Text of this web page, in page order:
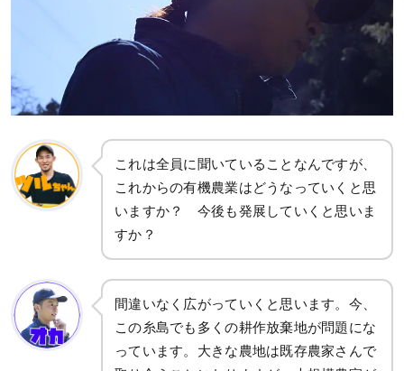
これは全員に聞いていることなんですが、
これからの有機農業はどうなっていくと思
いますか？ 今後も発展していくと思いま
すか？
間違いなく広がっていくと思います。今、
この糸島でも多くの耕作放棄地が問題にな
っています。大きな農地は既存農家さんで